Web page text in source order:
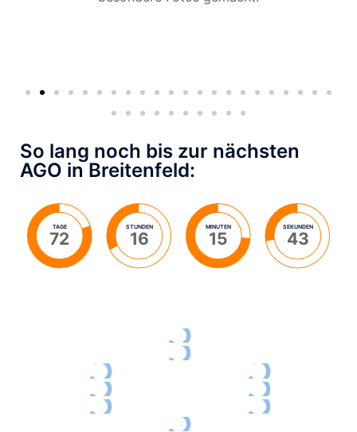
So lang noch bis zur nächsten
AGO in Breitenfeld:
TAGE
72
STUNDEN
16
MINUTEN
15
SEKUNDEN
42